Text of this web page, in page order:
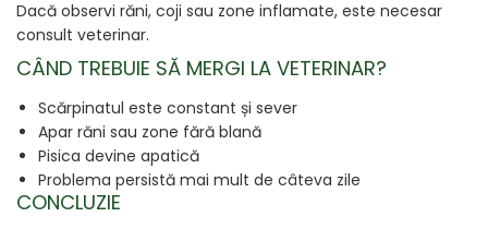
Dacă observi răni, coji sau zone inflamate, este necesar
consult veterinar.
CÂND TREBUIE SĂ MERGI LA VETERINAR?
Scărpinatul este constant și sever
Apar răni sau zone fără blană
Pisica devine apatică
Problema persistă mai mult de câteva zile
CONCLUZIE